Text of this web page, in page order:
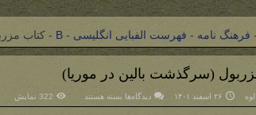
- فرهنگ نامه - فهرست الفبایی انگلیسی -
B
- کتاب
(سرگذشت بالین در موریا)
الوه ۲۶ اسفند ۱۴۰۱ دیدگاه‌ها برای
بسته هستند 322 نمایش